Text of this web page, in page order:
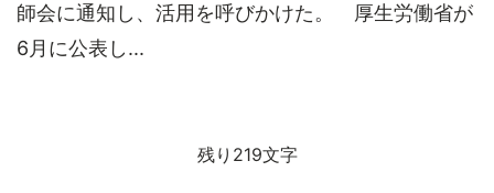
師会に通知し、活用を呼びかけた。 厚生労働省が
6月に公表し...
残り219文字